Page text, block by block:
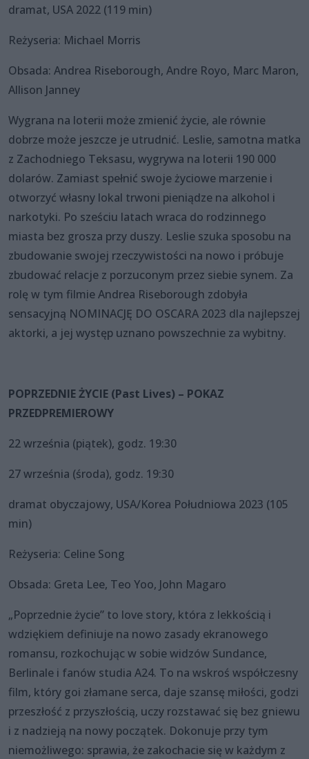
dramat, USA 2022 (119 min)
Reżyseria: Michael Morris
Obsada: Andrea Riseborough, Andre Royo, Marc Maron,
Allison Janney
Wygrana na loterii może zmienić życie, ale równie
dobrze może jeszcze je utrudnić. Leslie, samotna matka
z Zachodniego Teksasu, wygrywa na loterii 190 000
dolarów. Zamiast spełnić swoje życiowe marzenie i
otworzyć własny lokal trwoni pieniądze na alkohol i
narkotyki. Po sześciu latach wraca do rodzinnego
miasta bez grosza przy duszy. Leslie szuka sposobu na
zbudowanie swojej rzeczywistości na nowo i próbuje
zbudować relacje z porzuconym przez siebie synem. Za
rolę w tym filmie Andrea Riseborough zdobyła
sensacyjną NOMINACJĘ DO OSCARA 2023 dla najlepszej
aktorki, a jej występ uznano powszechnie za wybitny.
POPRZEDNIE ŻYCIE (Past Lives) – POKAZ
PRZEDPREMIEROWY
22 września (piątek), godz. 19:30
27 września (środa), godz. 19:30
dramat obyczajowy, USA/Korea Południowa 2023 (105
min)
Reżyseria: Celine Song
Obsada: Greta Lee, Teo Yoo, John Magaro
„Poprzednie życie” to love story, która z lekkością i
wdziękiem definiuje na nowo zasady ekranowego
romansu, rozkochując w sobie widzów Sundance,
Berlinale i fanów studia A24. To na wskroś współczesny
film, który goi złamane serca, daje szansę miłości, godzi
przeszłość z przyszłością, uczy rozstawać się bez gniewu
i z nadzieją na nowy początek. Dokonuje przy tym
niemożliwego: sprawia, że zakochacie się w każdym z